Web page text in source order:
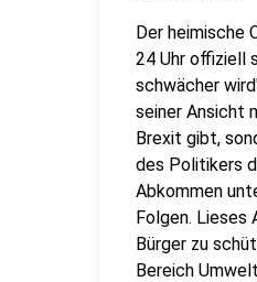
Der heimische
24 Uhr offiziell
schwächer
seiner Ansicht
Brexit gibt,
des Politikers
Abkommen
Folgen. Lieses
Bürger zu
Bereich